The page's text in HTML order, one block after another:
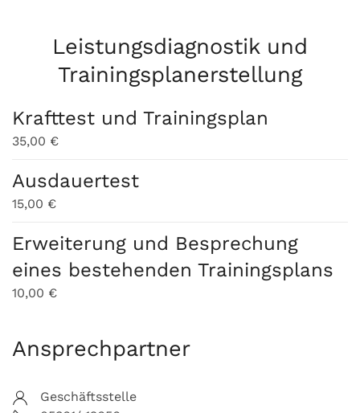
Leistungsdiagnostik und
Trainingsplanerstellung
Krafttest und Trainingsplan
35,00 €
Ausdauertest
15,00 €
Erweiterung und Besprechung
eines bestehenden Trainingsplans
10,00 €
Ansprechpartner
Geschäftsstelle